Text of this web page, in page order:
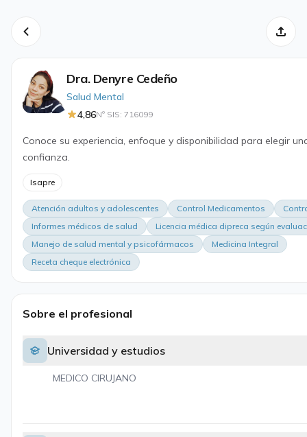
Dra. Denyre Cedeño
Salud Mental
4,86Nº SIS: 716099
Conoce su experiencia, enfoque y disponibilidad para elegir
confianza.
Isapre
Atención adultos y adolescentes Control Medicamentos
Informes médicos de salud
Licencia médica dipreca según
Manejo de salud mental y psicofármacos
Medicina Integral
Receta cheque electrónica
Sobre el profesional
Universidad y estudios
MEDICO CIRUJANO